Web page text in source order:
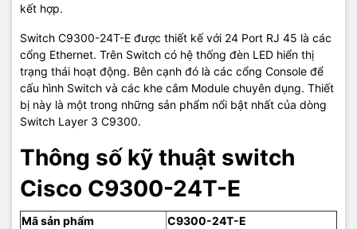
kết hợp.
Switch C9300-24T-E được thiết kế với 24 Port RJ 45 là các
cổng Ethernet. Trên Switch có hệ thống đèn LED hiển thị
trạng thái hoạt động. Bên cạnh đó là các cổng Console để
cấu hình Switch và các khe cắm Module chuyên dụng. Thiết
bị này là một trong những sản phẩm nổi bật nhất của dòng
Switch Layer 3 C9300.
Thông số kỹ thuật switch
Cisco C9300-24T-E
Mã sản phẩm
C9300-24T-E